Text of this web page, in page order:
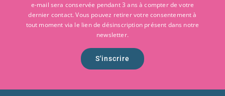
e-mail sera conservée pendant 3 ans à compter de votre
dernier contact. Vous pouvez retirer votre consentement à
tout moment via le lien de désinscription présent dans notre
newsletter.
S'inscrire